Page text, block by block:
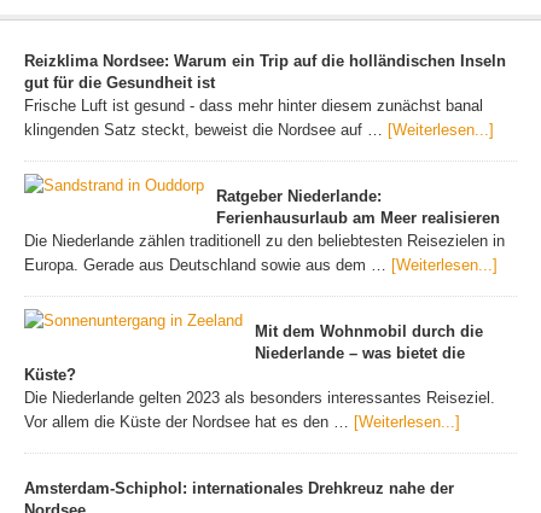
Reizklima Nordsee: Warum ein Trip auf die holländischen Inseln
gut für die Gesundheit ist
Frische Luft ist gesund - dass mehr hinter diesem zunächst banal
klingenden Satz steckt, beweist die Nordsee auf … [Weiterlesen...]
Ratgeber Niederlande:
Ferienhausurlaub am Meer realisieren
Die Niederlande zählen traditionell zu den beliebtesten Reisezielen in
Europa. Gerade aus Deutschland sowie aus dem … [Weiterlesen...]
Mit dem Wohnmobil durch die
Niederlande – was bietet die
Küste?
Die Niederlande gelten 2023 als besonders interessantes Reiseziel.
Vor allem die Küste der Nordsee hat es den … [Weiterlesen...]
Amsterdam-Schiphol: internationales Drehkreuz nahe der